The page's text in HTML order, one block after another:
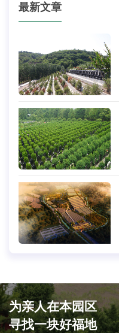
最新文章
为亲人在本园区
寻找一块好福地